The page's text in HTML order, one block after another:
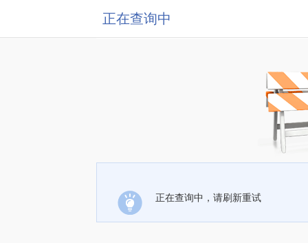
正在查询中
正在查询中，请刷新重试